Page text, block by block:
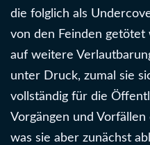
die folglich als
von den Feinden
auf weitere
unter Druck, zumal sie
vollständig für die
Vorgängen und
was sie aber zunächst